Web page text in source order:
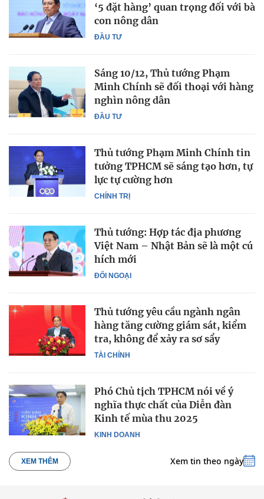
ĐẦU TƯ
‘5 đặt hàng’ quan trọng đối với bà
con nông dân
ĐẦU TƯ
Sáng 10/12, Thủ tướng Phạm
Minh Chính sẽ đối thoại với hàng
nghìn nông dân
CHÍNH TRỊ
Thủ tướng Phạm Minh Chính tin
tưởng TPHCM sẽ sáng tạo hơn, tự
lực tự cường hơn
ĐỐI NGOẠI
Thủ tướng: Hợp tác địa phương
Việt Nam – Nhật Bản sẽ là một cú
hích mới
TÀI CHÍNH
Thủ tướng yêu cầu ngành ngân
hàng tăng cường giám sát, kiểm
tra, không để xảy ra sơ sẩy
KINH DOANH
Phó Chủ tịch TPHCM nói về ý
nghĩa thực chất của Diễn đàn
Kinh tế mùa thu 2025
XEM THÊM Xem tin theo ngày